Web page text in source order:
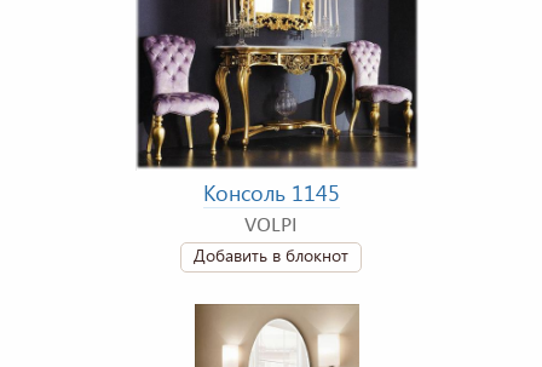
Консоль 1145
VOLPI
Добавить в блокнот